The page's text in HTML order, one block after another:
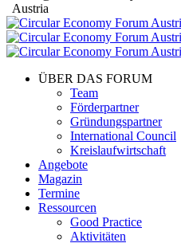
Austria
ÜBER DAS FORUM
Team
Förderpartner
Gründungspartner
International Council
Kreislaufwirtschaft
Angebote
Magazin
Termine
Ressourcen
Good Practice
Aktivitäten